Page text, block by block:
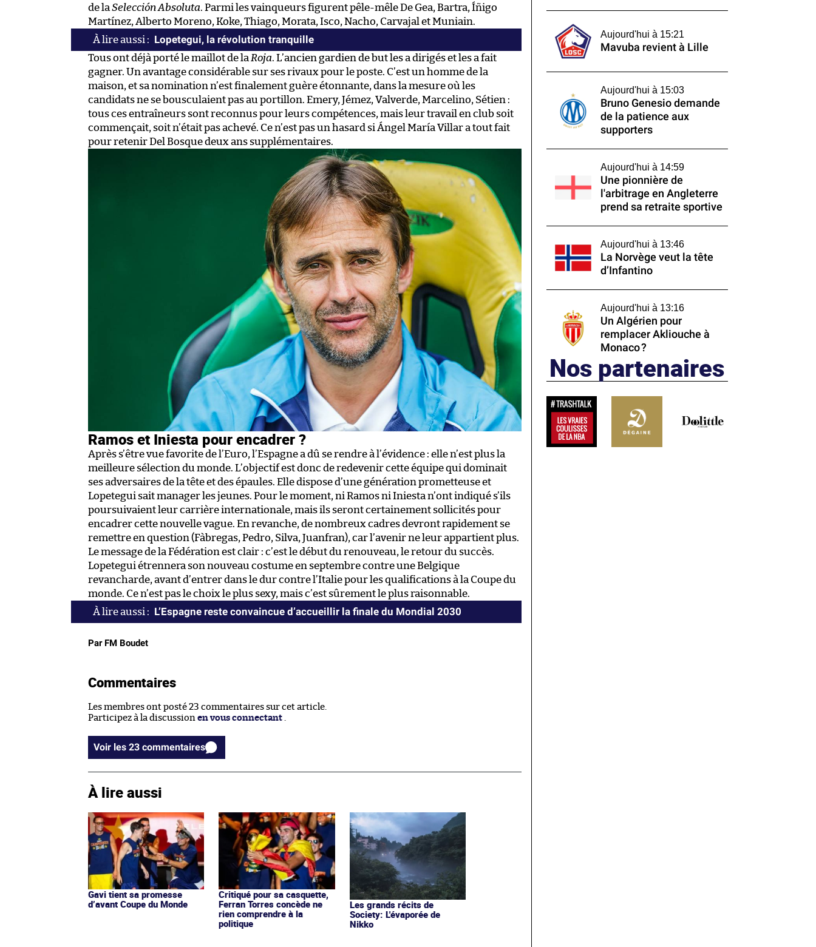
de laSelección Absoluta. Parmi les vainqueurs figurent pêle-mêle De Gea, Bartra, Íñigo
Martínez, Alberto Moreno, Koke, Thiago, Morata, Isco, Nacho, Carvajal et Muniain.
Lopetegui, la révolution tranquille
Tous ont déjà porté le maillot de laRoja. L’ancien gardien de but les a dirigés et les a fait
gagner. Un avantage considérable sur ses rivaux pour le poste. C’est un homme de la
maison, et sa nomination n’est finalement guère étonnante, dans la mesure où les
candidats ne se bousculaient pas au portillon. Emery, Jémez, Valverde, Marcelino, Sétien :
tous ces entraîneurs sont reconnus pour leurs compétences, mais leur travail en club soit
commençait, soit n’était pas achevé. Ce n’est pas un hasard si Ángel María Villar a tout fait
pour retenir Del Bosque deux ans supplémentaires.
Ramos et Iniesta pour encadrer ?
Après s’être vue favorite de l’Euro, l’Espagne a dû se rendre à l’évidence : elle n’est plus la
meilleure sélection du monde. L’objectif est donc de redevenir cette équipe qui dominait
ses adversaires de la tête et des épaules. Elle dispose d’une génération prometteuse et
Lopetegui sait manager les jeunes. Pour le moment, ni Ramos ni Iniesta n’ont indiqué s’ils
poursuivaient leur carrière internationale, mais ils seront certainement sollicités pour
encadrer cette nouvelle vague. En revanche, de nombreux cadres devront rapidement se
remettre en question (Fàbregas, Pedro, Silva, Juanfran), car l’avenir ne leur appartient plus.
Le message de la Fédération est clair : c’est le début du renouveau, le retour du succès.
Lopetegui étrennera son nouveau costume en septembre contre une Belgique
revancharde, avant d’entrer dans le dur contre l’Italie pour les qualifications à la Coupe du
monde. Ce n’est pas le choix le plus sexy, mais c’est sûrement le plus raisonnable.
L’Espagne reste convaincue d’accueillir la finale du Mondial 2030
Par FM Boudet
Commentaires
Les membres ont posté 23 commentaires sur cet article.
Participez à la discussion en vous connectant .
Voir les 23 commentaires
À lire aussi
Gavi tient sa promesse
d’avant Coupe du Monde
Critiqué pour sa casquette,
Ferran Torres concède ne
rien comprendre à la
politique
Les grands récits de
Society: L'évaporée de
Nikko
Aujourd'hui à 15:21
Mavuba revient à Lille
Aujourd'hui à 15:03
Bruno Genesio demande
de la patience aux
supporters
Aujourd'hui à 14:59
Une pionnière de
l'arbitrage en Angleterre
prend sa retraite sportive
Aujourd'hui à 13:46
La Norvège veut la tête
d’Infantino
Aujourd'hui à 13:16
Un Algérien pour
remplacer Akliouche à
Monaco ?
Nos partenaires